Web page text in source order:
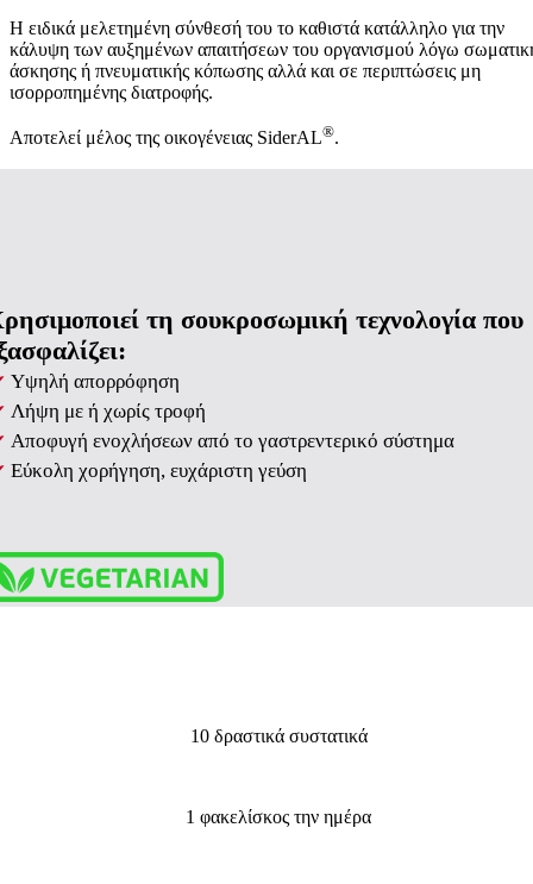
H ειδικά μελετημένη σύνθεσή του το καθιστά κατάλληλο για την
κάλυψη των αυξημένων απαιτήσεων του οργανισμού λόγω
άσκησης ή πνευματικής κόπωσης αλλά και σε περιπτώσεις μη
ισορροπημένης διατροφής.
Αποτελεί μέλος της οικογένειας SiderAL®.
τη σουκροσωμική τεχνολογία που
Υψηλή απορρόφηση
Λήψη με ή χωρίς τροφή
Αποφυγή ενοχλήσεων από το γαστρεντερικό σύστημα
Εύκολη χορήγηση, ευχάριστη γεύση
10 δραστικά συστατικά
1 φακελίσκος την ημέρα